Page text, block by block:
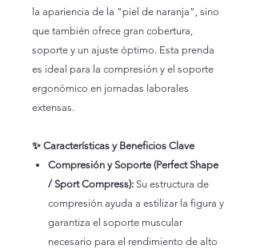
la apariencia de la "piel de naranja", sino
que también ofrece gran cobertura,
soporte y un ajuste óptimo. Esta prenda
es ideal para la compresión y el soporte
ergonómico en jornadas laborales
extensas.
✨ Características y Beneficios Clave
Compresión y Soporte (Perfect Shape
/ Sport Compress): Su estructura de
compresión ayuda a estilizar la figura y
garantiza el soporte muscular
necesario para el rendimiento de alto